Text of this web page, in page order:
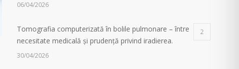
06/04/2026
Tomografia computerizată în bolile pulmonare – între
necesitate medicală și prudență privind iradierea.
2
30/04/2026